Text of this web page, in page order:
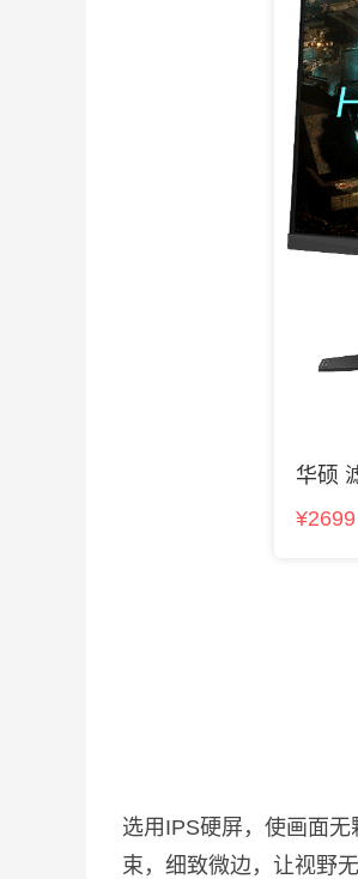
华硕
¥2699
选用IPS硬屏，使画面
束，细致微边，让视野无